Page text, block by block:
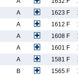
A 1623 F
A 1612 F
A 1608 F
A 1601 F
A 1581 F
B 1565 F